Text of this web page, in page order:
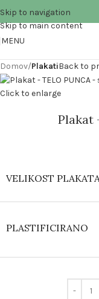
Skip to navigation
Skip to main content
MENU
Domov PlakatiBack to
Click to enlarge
Plakat
VELIKOST PLAKATA
PLASTIFICIRANO